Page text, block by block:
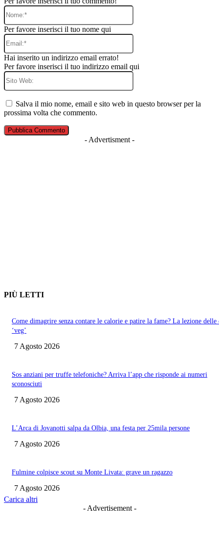
Nome:*
Per favore inserisci il tuo nome qui
Email:*
Hai inserito un indirizzo email errato!
Per favore inserisci il tuo indirizzo email qui
Sito
Salva il mio nome, email e sito web in questo browser per la
prossima volta che commento.
- Advertisment -
PIÙ LETTI
Come dimagrire senza contare le calorie e patire la fame? La lezione delle
‘veg’
7 Agosto 2026
Sos anziani per truffe telefoniche? Arriva l’app che risponde ai numeri
sconosciuti
7 Agosto 2026
L’Arca di Jovanotti salpa da Olbia, una festa per 25mila persone
7 Agosto 2026
Fulmine colpisce scout su Monte Livata: grave un ragazzo
7 Agosto 2026
Carica altri
- Advertisement -